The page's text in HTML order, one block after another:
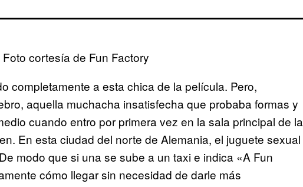
cortesía de Fun Factory
completamente a esta chica de la película. Pero,
aquella muchacha insatisfecha que probaba formas y
cuando entro por primera vez en la sala principal de la
En esta ciudad del norte de Alemania, el juguete sexual
modo que si una se sube a un taxi e indica «A Fun
cómo llegar sin necesidad de darle más